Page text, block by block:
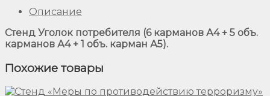
Описание
Стенд Уголок потребителя (6 карманов А4 + 5 объ.
карманов А4 + 1 объ. карман А5).
Похожие товары